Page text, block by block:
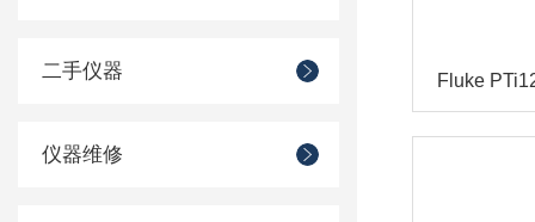
二手仪器
仪器维修
Fluke